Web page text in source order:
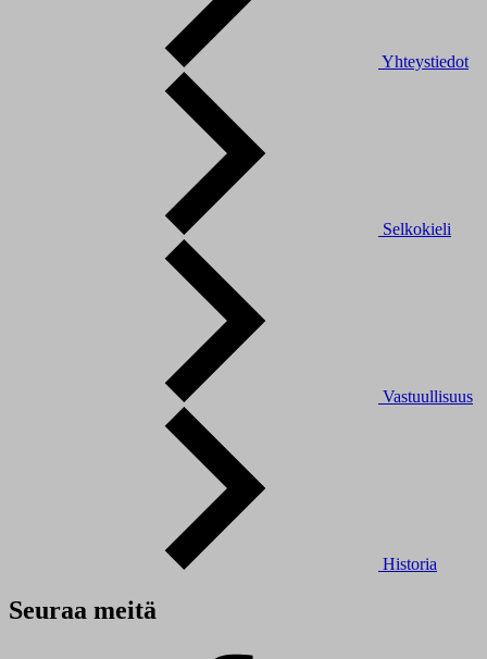
Yhteystiedot
Selkokieli
Vastuullisuus
Historia
Seuraa meitä